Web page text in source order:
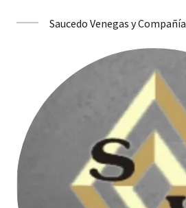
Saucedo Venegas y Compañía